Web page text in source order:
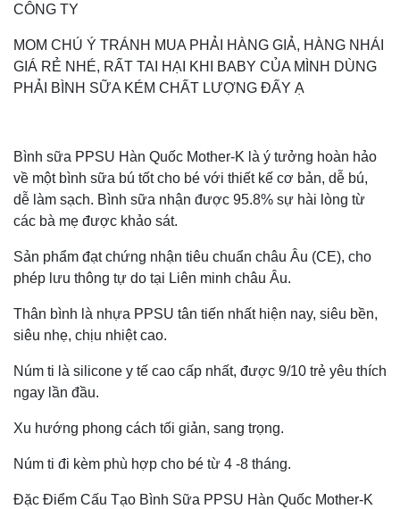
CÔNG TY
MOM CHÚ Ý TRÁNH MUA PHẢI HÀNG GIẢ, HÀNG NHÁI
GIÁ RẺ NHÉ, RẤT TAI HẠI KHI BABY CỦA MÌNH DÙNG
PHẢI BÌNH SỮA KÉM CHẤT LƯỢNG ĐẤY Ạ
Bình sữa PPSU Hàn Quốc Mother-K là ý tưởng hoàn hảo
về một bình sữa bú tốt cho bé với thiết kế cơ bản, dễ bú,
dễ làm sạch. Bình sữa nhận được 95.8% sự hài lòng từ
các bà mẹ được khảo sát.
Sản phẩm đạt chứng nhận tiêu chuẩn châu Âu (CE), cho
phép lưu thông tự do tại Liên minh châu Âu.
Thân bình là nhựa PPSU tân tiến nhất hiện nay, siêu bền,
siêu nhẹ, chịu nhiệt cao.
Núm ti là silicone y tế cao cấp nhất, được 9/10 trẻ yêu thích
ngay lần đầu.
Xu hướng phong cách tối giản, sang trọng.
Núm ti đi kèm phù hợp cho bé từ 4 -8 tháng.
Đặc Điểm Cấu Tạo Bình Sữa PPSU Hàn Quốc Mother-K